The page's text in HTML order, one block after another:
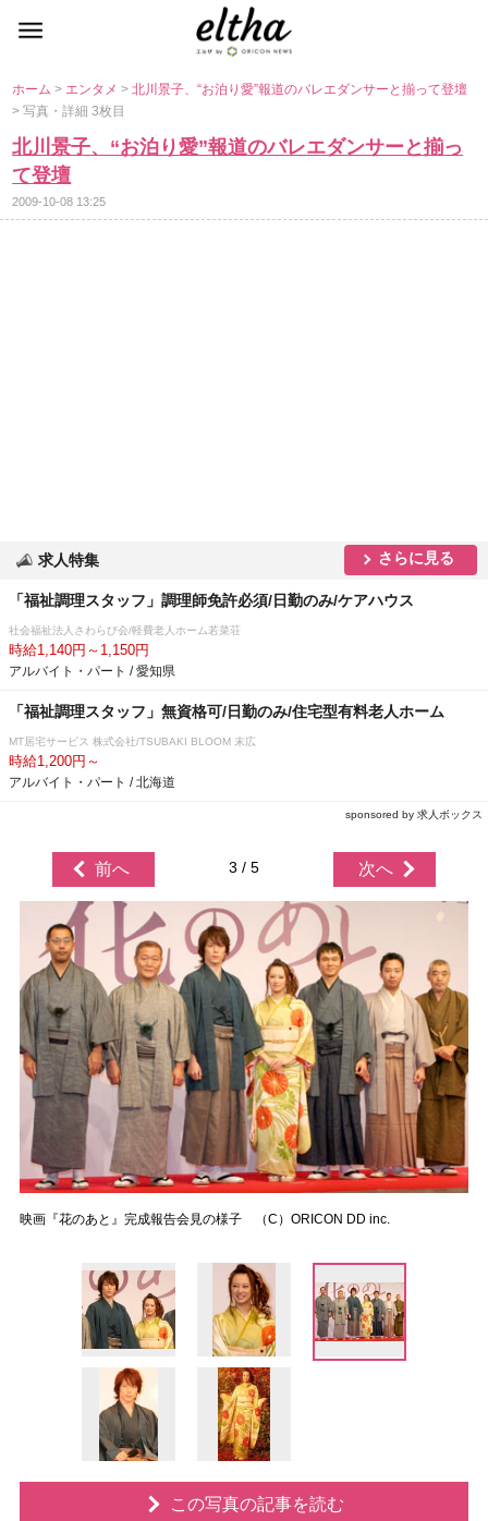
ホーム> エンタメ>北川景子、“お泊り愛”報道のバレエダンサーと揃って登壇
> 写真・詳細 3枚目
北川景子、“お泊り愛”報道のバレエダンサーと揃っ
て登壇
2009-10-08 13:25
求人特集 さらに見る
「福祉調理スタッフ」調理師免許必須/日勤のみ/ケアハウス
社会福祉法人さわらび会/軽費老人ホーム若菜荘
時給1,140円～1,150円
アルバイト・パート / 愛知県
「福祉調理スタッフ」無資格可/日勤のみ/住宅型有料老人ホーム
MT居宅サービス 株式会社/TSUBAKI BLOOM 末広
時給1,200円～
アルバイト・パート / 北海道
sponsored by 求人ボックス
前へ 3 / 5 次へ
映画『花のあと』完成報告会見の様子 （C）ORICON DD inc.
この写真の記事を読む